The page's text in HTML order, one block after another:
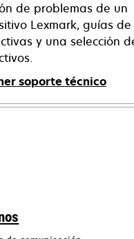
de problemas de un
Lexmark, guías
y una selección
soporte técnico